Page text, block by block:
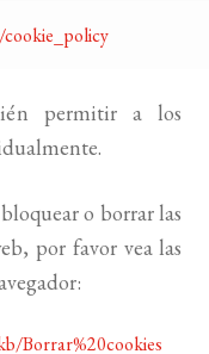
permitir a los
o borrar las
por favor vea las
Borrar%20cookies